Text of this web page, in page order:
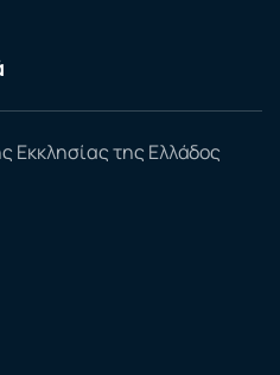
Εκκλησίας της Ελλάδος